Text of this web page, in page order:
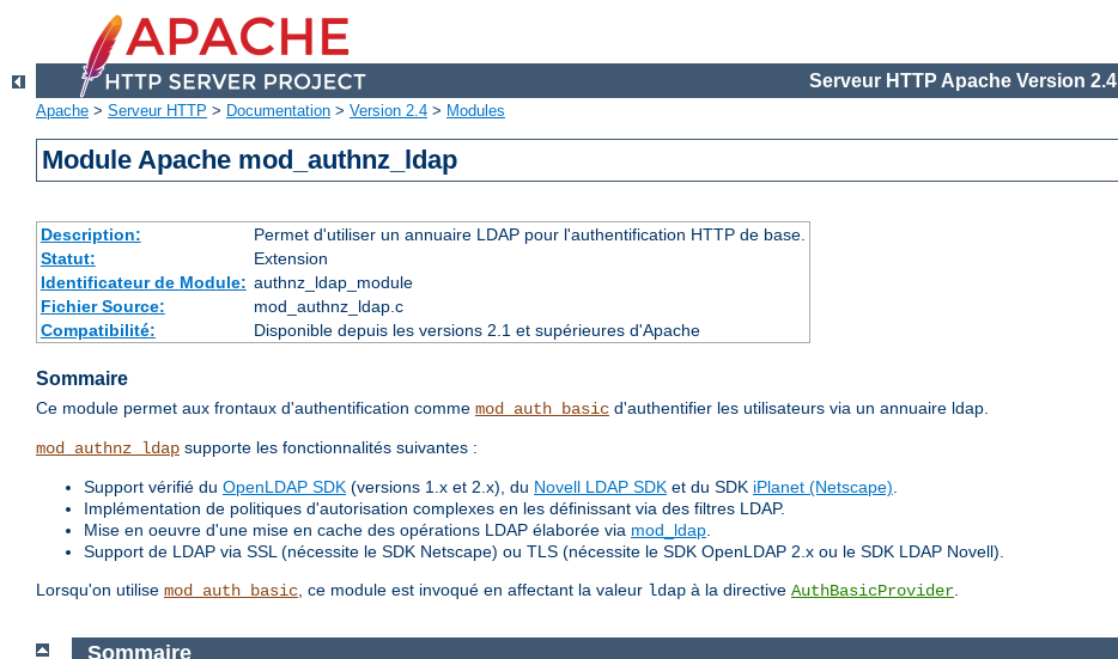
Serveur HTTP Apache Version 2.4
Apache > Serveur HTTP > Documentation > Version 2.4 > Modules
Module Apache mod_authnz_ldap
Description:
Permet d'utiliser un annuaire LDAP pour l'authentification HTTP de base.
Statut:
Extension
Identificateur de Module: authnz_ldap_module
Fichier Source:
mod_authnz_ldap.c
Compatibilité:
Disponible depuis les versions 2.1 et supérieures d'Apache
Sommaire
Ce module permet aux frontaux d'authentification comme mod_auth_basic d'authentifier les utilisateurs via un annuaire ldap.
mod_authnz_ldap supporte les fonctionnalités suivantes :
Support vérifié du OpenLDAP SDK (versions 1.x et 2.x), du Novell LDAP SDK et du SDK iPlanet (Netscape).
Implémentation de politiques d'autorisation complexes en les définissant via des filtres LDAP.
Mise en oeuvre d'une mise en cache des opérations LDAP élaborée via mod_ldap.
Support de LDAP via SSL (nécessite le SDK Netscape) ou TLS (nécessite le SDK OpenLDAP 2.x ou le SDK LDAP Novell).
Lorsqu'on utilise mod_auth_basic, ce module est invoqué en affectant la valeur ldap à la directive AuthBasicProvider.
Sommaire